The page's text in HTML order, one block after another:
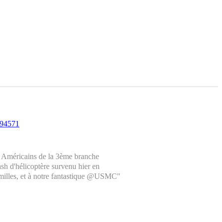
de la 3ème branche
d'hélicoptère survenu hier en
et à notre fantastique @USMC"